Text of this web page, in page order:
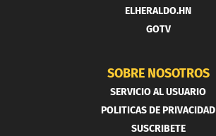
ELHERALDO.HN
GOTV
SOBRE NOSOTROS
SERVICIO AL USUARIO
POLITICAS DE PRIVACIDAD
SUSCRIBETE